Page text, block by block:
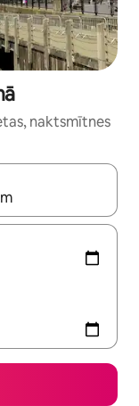
naktsmītnes
uz augšu un